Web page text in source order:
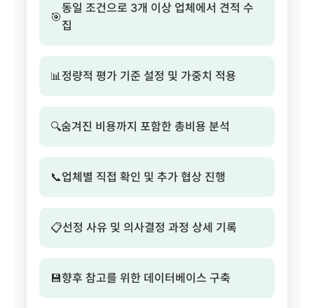
🎯
동일 조건으로 3개 이상 업체에서 견적 수
집
📊정량적 평가 기준 설정 및 가중치 적용
🔍숨겨진 비용까지 포함한 총비용 분석
📞업체별 직접 확인 및 추가 협상 진행
📋선정 사유 및 의사결정 과정 상세 기록
💾향후 참고를 위한 데이터베이스 구축